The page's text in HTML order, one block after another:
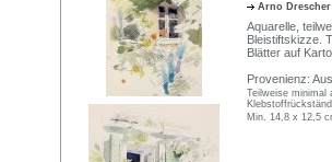
Arno
Aquarelle,
Bleistiftskizze.
Blätter auf
Provenienz:
Teilweise minimal
Min. 14,8 x 12,5